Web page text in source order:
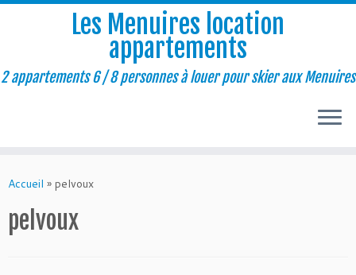
au
Les Menuires location
appartements
2 appartements 6 / 8 personnes à louer pour skier aux Menuires
Accueil » pelvoux
pelvoux